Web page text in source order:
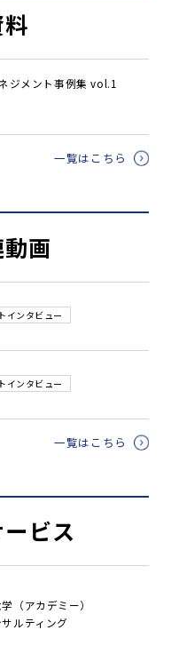
ジメント事例集 vol.1
一覧はこちら
画
インタビュー
インタビュー
一覧はこちら
ビス
（アカデミー）
ルティング